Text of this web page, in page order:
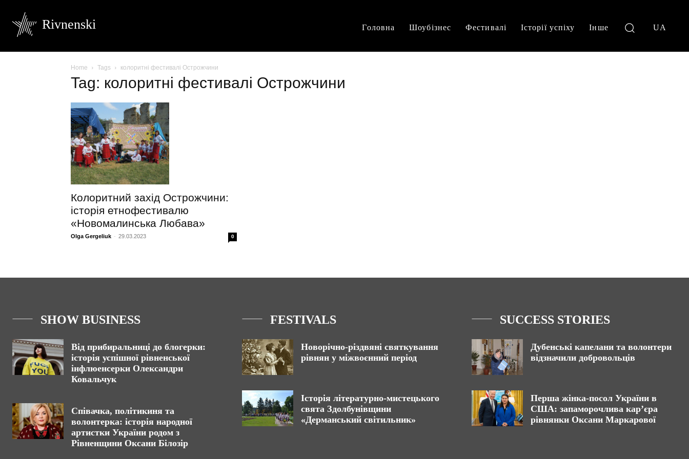
Rivnenski Головна Шоубізнес Фестивалі Історії успіху Інше UA
Home Tags колоритні фестивалі Острожчини
Tag: колоритні фестивалі Острожчини
Колоритний захід Острожчини:
історія етнофестивалю
«Новомалинська Любава»
Olga Gergeliuk - 29.03.2023 0
SHOW BUSINESS
Від прибиральниці до блогерки:
історія успішної рівненської
інфлюенсерки Олександри
Ковальчук
Співачка, політикиня та
волонтерка: історія народної
артистки України родом з
Рівненщини Оксани Білозір
FESTIVALS
Новорічно-різдвяні святкування
рівнян у міжвоєнний період
Історія літературно-мистецького
свята Здолбунівщини
«Дерманський світильник»
SUCCESS STORIES
Дубенські капелани та волонтери
відзначили добровольців
Перша жінка-посол України в
США: запаморочлива кар’єра
рівнянки Оксани Маркарової